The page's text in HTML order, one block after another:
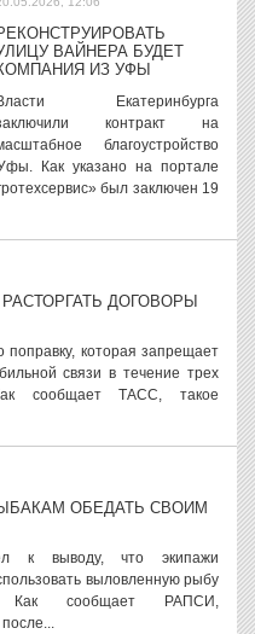
ВАЙНЕРА БУДЕТ
ИЗ УФЫ
Екатеринбурга
контракт на
благоустройство
Как указано на портале
был заключен 19
ДОГОВОРЫ
поправку, которая запрещает
связи в течение трех
сообщает ТАСС, такое
ОБЕДАТЬ СВОИМ
к выводу, что экипажи
выловленную рыбу
Как сообщает РАПСИ,